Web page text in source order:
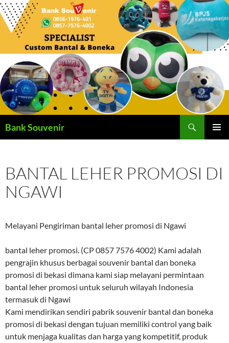
Langsung
ke
Bank Souvenir
BANTAL LEHER PROMOSI DI
NGAWI
Melayani Pengiriman bantal leher promosi di Ngawi
bantal leher promosi. (CP 0857 7576 4002) Kami adalah
pengrajin khusus berbagai souvenir bantal dan boneka
promosi di bekasi dimana kami siap melayani permintaan
bantal leher promosi untuk seluruh wilayah Indonesia
termasuk di Ngawi
Kami mendirikan sendiri pabrik souvenir bantal dan boneka
promosi di bekasi dengan tujuan memiliki control yang baik
untuk menjaga kualitas dan harga yang kompetitif, produk